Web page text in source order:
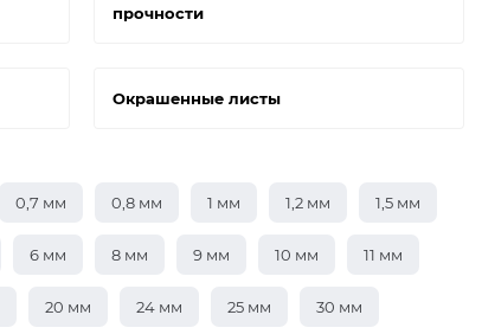
прочности
Окрашенные листы
0,7 мм 0,8 мм 1 мм 1,2 мм 1,5 мм
6 мм 8 мм 9 мм 10 мм 11 мм
20 мм 24 мм 25 мм 30 мм